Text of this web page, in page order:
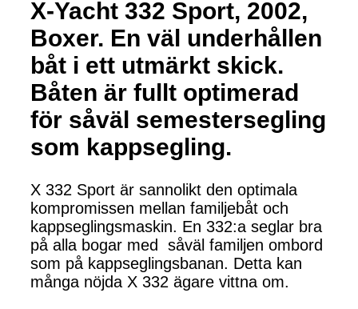
X-Yacht 332 Sport, 2002,
Boxer. En väl underhållen
båt i ett utmärkt skick.
Båten är fullt optimerad
för såväl semestersegling
som kappsegling.
X 332 Sport är sannolikt den optimala
kompromissen mellan familjebåt och
kappseglingsmaskin. En 332:a seglar bra
på alla bogar med såväl familjen ombord
som på kappseglingsbanan. Detta kan
många nöjda X 332 ägare vittna om.